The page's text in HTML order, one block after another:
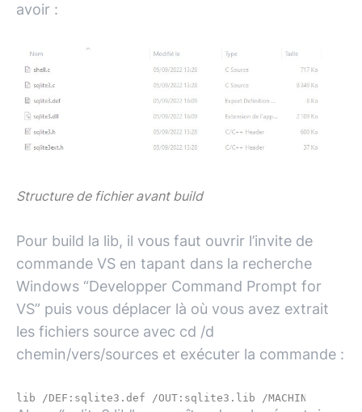
avoir :
Structure de fichier avant build
Pour build la lib, il vous faut ouvrir l’invite de
commande VS en tapant dans la recherche
Windows “Developper Command Prompt for
VS” puis vous déplacer là où vous avez extrait
les fichiers source avec cd /d
chemin/vers/sources et exécuter la commande :